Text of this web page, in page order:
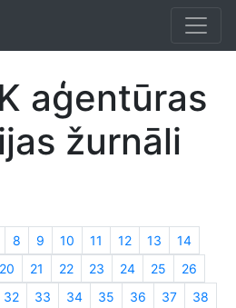
aģentūras
žurnāli
8 9 10 11 12 13
14
20 21 22 23 24 25
26
32 33 34 35 36 37
38